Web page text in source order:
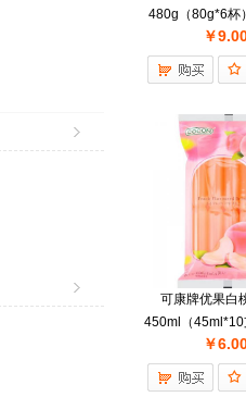
480g（80g*6杯
￥
可康牌优果白
450ml（
件
￥